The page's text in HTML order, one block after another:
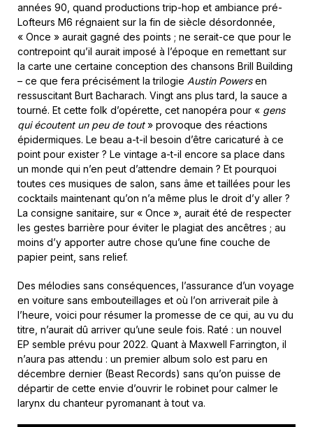
années 90, quand productions trip-hop et ambiance pré-
Lofteurs M6 régnaient sur la fin de siècle désordonnée,
« Once » aurait gagné des points ; ne serait-ce que pour le
contrepoint qu’il aurait imposé à l’époque en remettant sur
la carte une certaine conception des chansons Brill Building
– ce que fera précisément la trilogie Austin Powersen
ressuscitant Burt Bacharach. Vingt ans plus tard, la sauce a
tourné. Et cette folk d’opérette, cet nanopéra pour « gens
qui écoutent un peu de tout» provoque des réactions
épidermiques. Le beau a-t-il besoin d’être caricaturé à ce
point pour exister ? Le vintage a-t-il encore sa place dans
un monde qui n’en peut d’attendre demain ? Et pourquoi
toutes ces musiques de salon, sans âme et taillées pour les
cocktails maintenant qu’on n’a même plus le droit d’y aller ?
La consigne sanitaire, sur « Once », aurait été de respecter
les gestes barrière pour éviter le plagiat des ancêtres ; au
moins d’y apporter autre chose qu’une fine couche de
papier peint, sans relief.
Des mélodies sans conséquences, l’assurance d’un voyage
en voiture sans embouteillages et où l’on arriverait pile à
l’heure, voici pour résumer la promesse de ce qui, au vu du
titre, n’aurait dû arriver qu’une seule fois. Raté : un nouvel
EP semble prévu pour 2022. Quant à Maxwell Farrington, il
n’aura pas attendu : un premier album solo est paru en
décembre dernier (Beast Records) sans qu’on puisse de
départir de cette envie d’ouvrir le robinet pour calmer le
larynx du chanteur pyromanant à tout va.